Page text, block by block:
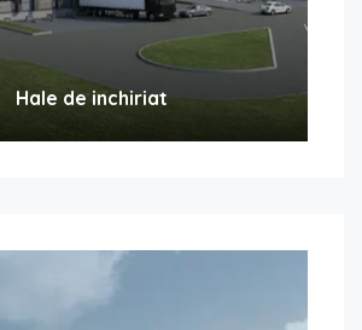
Hale de inchiriat